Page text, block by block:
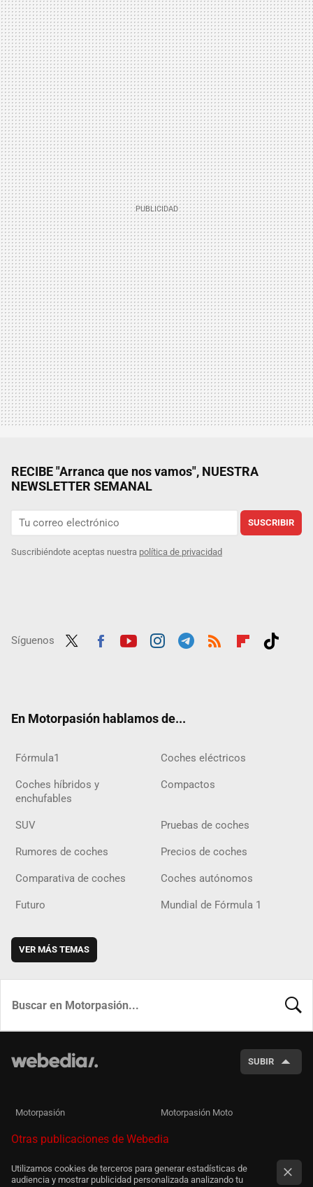
RECIBE "Arranca que nos vamos", NUESTRA
NEWSLETTER SEMANAL
SUSCRIBIR
Suscribiéndote aceptas nuestra política de privacidad
Síguenos
En Motorpasión hablamos de...
Fórmula1 Coches eléctricos
Coches híbridos y
enchufables
Compactos
SUV Pruebas de coches
Rumores de coches Precios de coches
Comparativa de coches Coches autónomos
Futuro Mundial de Fórmula 1
VER MÁS TEMAS
SUBIR
Motorpasión Motorpasión Moto
Otras publicaciones de Webedia
Utilizamos cookies de terceros para generar estadísticas de
audiencia y mostrar publicidad personalizada analizando tu